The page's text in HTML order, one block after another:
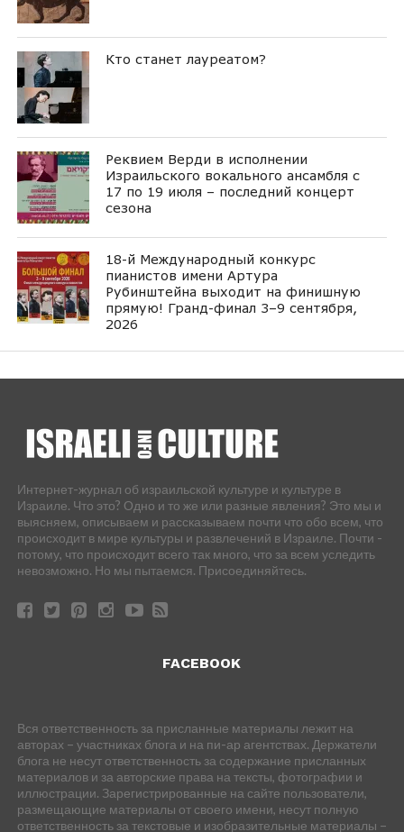
Кто станет лауреатом?
Реквием Верди в исполнении
Израильского вокального ансамбля с
17 по 19 июля – последний концерт
сезона
18-й Международный конкурс
пианистов имени Артура
Рубинштейна выходит на финишную
прямую! Гранд-финал 3–9 сентября,
2026
Интернет-журнал об израильской культуре и культуре в
Израиле. Что это? Одно и то же или разные явления? Это мы и
выясняем, описываем и рассказываем почти что обо всем, что
происходит в мире культуры и развлечений в Израиле. Почти -
потому, что происходит всего так много, что за всем уследить
невозможно. Но мы пытаемся. Присоединяйтесь.
FACEBOOK
Вся ответственность за присланные материалы лежит на
авторах – участниках блога и на пи-ар агентствах. Держатели
блога не несут ответственность за содержание присланных
материалов и за авторские права на тексты, фотографии и
иллюстрации. Зарегистрированные на сайте пользователи,
размещающие материалы от своего имени, несут полную
ответственность за текстовые и изобразительные материалы –